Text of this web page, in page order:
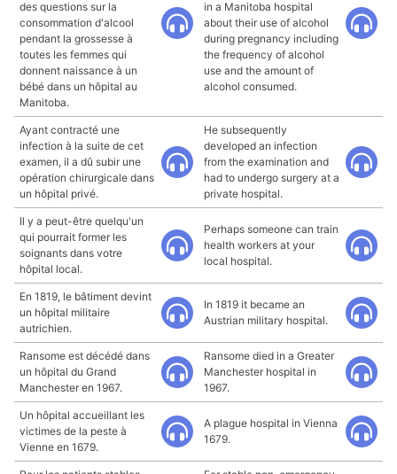
des questions sur la
consommation d'alcool
pendant la grossesse à
toutes les femmes qui
donnent naissance à un
bébé dans un hôpital au
Manitoba.
in a Manitoba hospital
about their use of alcohol
during pregnancy including
the frequency of alcohol
use and the amount of
alcohol consumed.
Ayant contracté une
infection à la suite de cet
examen, il a dû subir une
opération chirurgicale dans
un hôpital privé.
He subsequently
developed an infection
from the examination and
had to undergo surgery at a
private hospital.
Il y a peut-être quelqu'un
qui pourrait former les
soignants dans votre
hôpital local.
Perhaps someone can train
health workers at your
local hospital.
En 1819, le bâtiment devint
un hôpital militaire
autrichien.
In 1819 it became an
Austrian military hospital.
Ransome est décédé dans
un hôpital du Grand
Manchester en 1967.
Ransome died in a Greater
Manchester hospital in
1967.
Un hôpital accueillant les
victimes de la peste à
Vienne en 1679.
A plague hospital in Vienna
1679.